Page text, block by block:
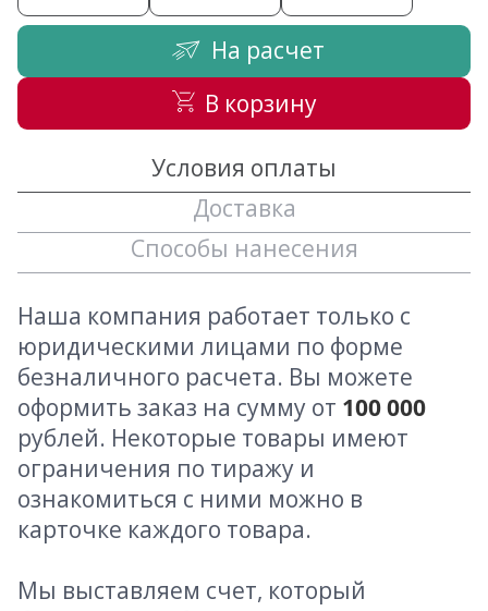
На расчет
В корзину
Условия оплаты
Доставка
Способы нанесения
Наша компания работает только с
юридическими лицами по форме
безналичного расчета. Вы можете
оформить заказ на сумму от 100 000
рублей. Некоторые товары имеют
ограничения по тиражу и
ознакомиться с ними можно в
карточке каждого товара.
Мы выставляем счет, который